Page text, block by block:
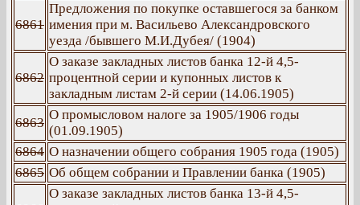
6861
Предложения по покупке оставшегося за банком
имения при м. Васильево Александровского
уезда /бывшего М.И.Дубея/ (1904)
6862
О заказе закладных листов банка 12-й 4,5-
процентной серии и купонных листов к
закладным листам 2-й серии (14.06.1905)
6863
О промысловом налоге за 1905/1906 годы
(01.09.1905)
6864 О назначении общего собрания 1905 года (1905)
6865 Об общем собрании и Правлении банка (1905)
О заказе закладных листов банка 13-й 4,5-